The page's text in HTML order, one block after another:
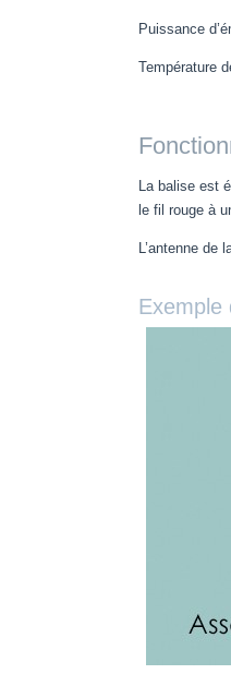
Puissance
La balise est
le fil rouge à
L’antenne de
Exemple